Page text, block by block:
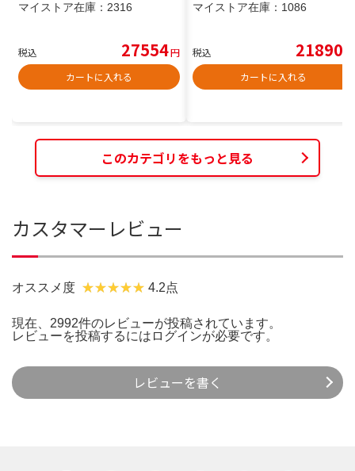
マイストア在庫： 2316
税込 27554円
カートに入れる
マイストア在庫： 1086
税込 21890
カートに入れる
このカテゴリをもっと見る
カスタマーレビュー
オススメ度 4.2点
現在、2992件のレビューが投稿されています。
レビューを投稿するには ログインが必要です。
レビューを書く